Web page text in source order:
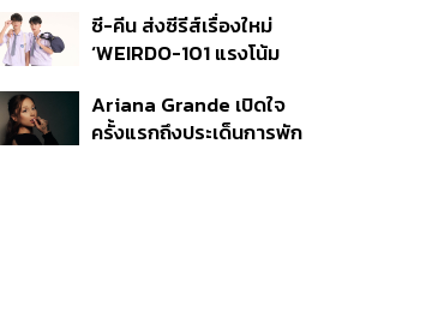
หนักแค่ไหน
ซี-คีน ส่งซีรีส์เรื่องใหม่
‘WEIRDO-101 แรงโน้ม
แรก 14 ส.ค. นี้
Ariana Grande เปิดใจ
ครั้งแรกถึงประเด็นการพัก